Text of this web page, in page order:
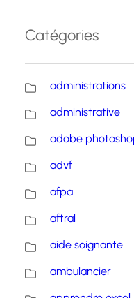
Catégories
administrations
administrative
adobe
advf
afpa
aftral
aide soignante
ambulancier